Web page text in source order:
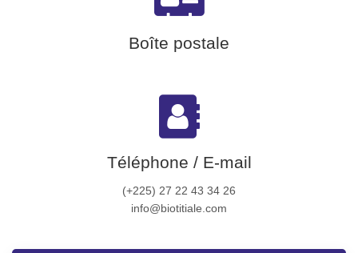
Boîte postale
Téléphone / E-mail
(+225) 27 22 43 34 26
info@biotitiale.com